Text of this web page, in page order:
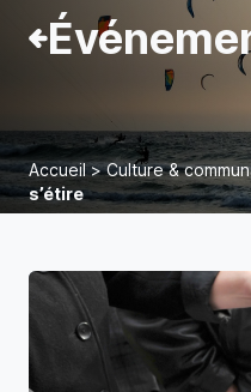
Accueil>Culture &
s’étire